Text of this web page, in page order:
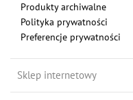
Produkty archiwalne
Polityka prywatności
Preferencje prywatności
Sklep internetowy